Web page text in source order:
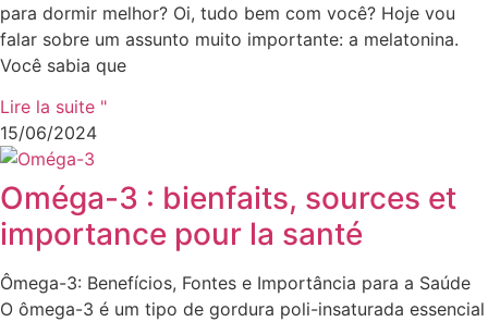
para dormir melhor? Oi, tudo bem com você? Hoje vou
falar sobre um assunto muito importante: a melatonina.
Você sabia que
Lire la suite "
15/06/2024
Oméga-3 : bienfaits, sources et
importance pour la santé
Ômega-3: Benefícios, Fontes e Importância para a Saúde
O ômega-3 é um tipo de gordura poli-insaturada essencial